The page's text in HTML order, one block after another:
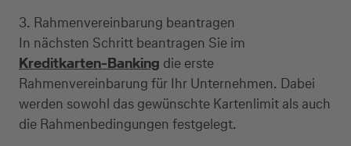
3. Rahmenvereinbarung beantragen
In nächsten Schritt beantragen Sie im
Kreditkarten-Banking die erste
Rahmenvereinbarung für Ihr Unternehmen. Dabei
werden sowohl das gewünschte Kartenlimit als auch
die Rahmenbedingungen festgelegt.
Kreditkarte beantragen
Suchen Sie eine Kreditkarte für die private oder
geschäftliche Nutzung? Oder möchten Sie
Kreditkarten für Ihr Unternehmen beantragen?
Über die Auswahl gelangen Sie direkt in den
gewünschten Antrag.